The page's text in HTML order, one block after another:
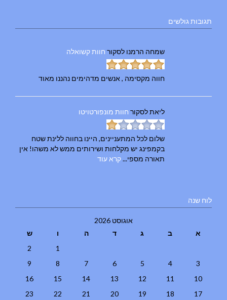
תגובות גולשים
שמחה הרמנו לסקור חוות קשואלה
חווה מקסימה , אנשים מדהימים נהננו מאוד
ליאתלסקור חוות מונפורטויטו
שלום לכל המתעניינים, היינו בחווה ללינת שטח
בקמפינג יש מקלחות ושירותים ממש לא משהו! אין
תאורה מספי...קרא עוד
לוח שנה
אוגוסט 2026
א
ב ג ד ה ו
ש
1
2
3
4
5
6
7
8
9
10
11
12
13
14
15
16
17
18
19
20
21
22
23